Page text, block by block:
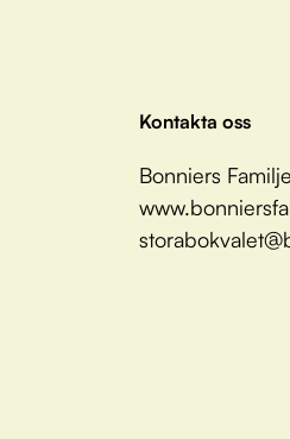
Kontakta oss
Bonniers